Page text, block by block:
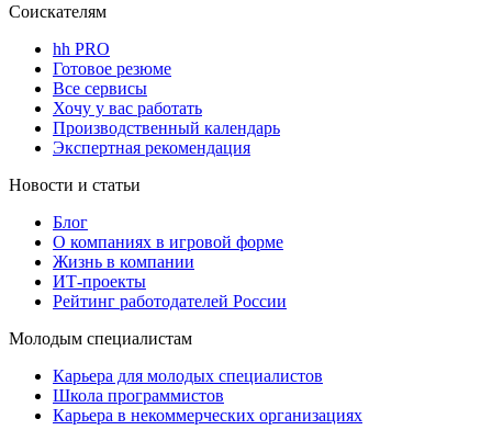
Соискателям
hh PRO
Готовое резюме
Все сервисы
Хочу у вас работать
Производственный календарь
Экспертная рекомендация
Новости и статьи
Блог
О компаниях в игровой форме
Жизнь в компании
ИТ-проекты
Рейтинг работодателей России
Молодым специалистам
Карьера для молодых специалистов
Школа программистов
Карьера в некоммерческих организациях